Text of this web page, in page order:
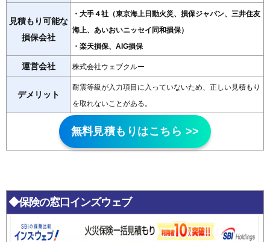
見積もり可能な
損保会社
・大手４社（東京海上日動火災、損保ジャパン、三井住友
海上、あいおいニッセイ同和損保）
・楽天損保、AIG損保
運営会社 株式会社ウェブクルー
デメリット
耐震等級が入力項目に入っていないため、正しい見積もり
を取れないことがある。
無料見積もりはこちら >>
◆保険の窓口インズウェブ